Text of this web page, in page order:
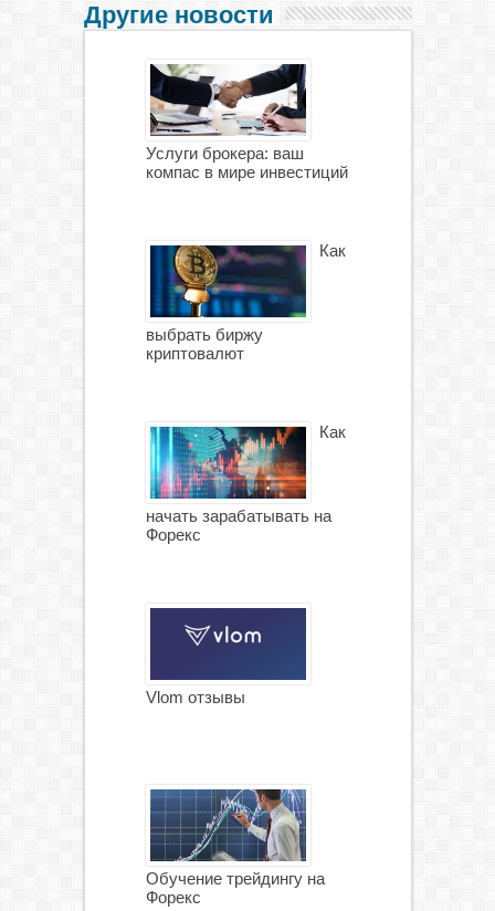
Другие новости
Услуги брокера: ваш
компас в мире инвестиций
Как
выбрать биржу
криптовалют
Как
начать зарабатывать на
Форекс
Vlom отзывы
Обучение трейдингу на
Форекс